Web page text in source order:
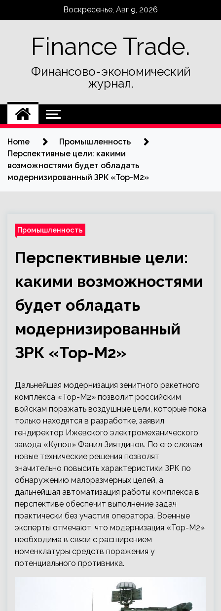
Воскресенье, Авг 9, 2026
Finance Trade.
Финансово-экономический
журнал.
Home
Промышленность
Перспективные цели: какими
возможностями будет обладать
модернизированный ЗРК «Тор-М2»
Промышленность
Перспективные цели:
какими возможностями
будет обладать
модернизированный
ЗРК «Тор-М2»
Дальнейшая модернизация зенитного ракетного
комплекса «Тор-М2» позволит российским
войскам поражать воздушные цели, которые пока
только находятся в разработке, заявил
гендиректор Ижевского электромеханического
завода «Купол» Фанил Зиятдинов. По его словам,
новые технические решения позволят
значительно повысить характеристики ЗРК по
обнаружению малоразмерных целей, а
дальнейшая автоматизация работы комплекса в
перспективе обеспечит выполнение задач
практически без участия оператора. Военные
эксперты отмечают, что модернизация «Тор-М2»
необходима в связи с расширением
номенклатуры средств поражения у
потенциального противника.